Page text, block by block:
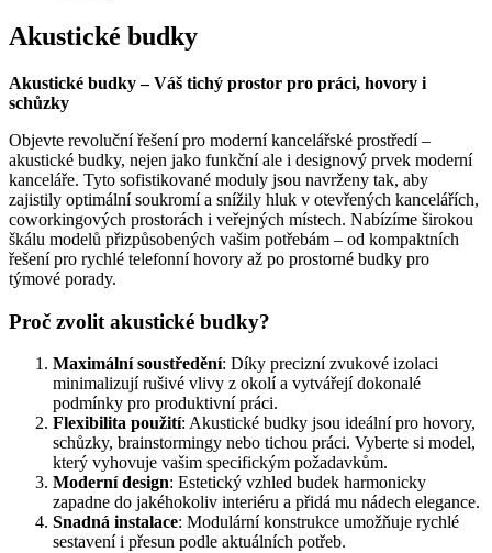
Akustické budky
Akustické budky – Váš tichý prostor pro práci, hovory i
schůzky
Objevte revoluční řešení pro moderní kancelářské prostředí –
akustické budky, nejen jako funkční ale i designový prvek moderní
kanceláře. Tyto sofistikované moduly jsou navrženy tak, aby
zajistily optimální soukromí a snížily hluk v otevřených kancelářích,
coworkingových prostorách i veřejných místech. Nabízíme širokou
škálu modelů přizpůsobených vašim potřebám – od kompaktních
řešení pro rychlé telefonní hovory až po prostorné budky pro
týmové porady.
Proč zvolit akustické budky?
Maximální soustředění: Díky precizní zvukové izolaci
minimalizují rušivé vlivy z okolí a vytvářejí dokonalé
podmínky pro produktivní práci.
Flexibilita použití: Akustické budky jsou ideální pro hovory,
schůzky, brainstormingy nebo tichou práci. Vyberte si model,
který vyhovuje vašim specifickým požadavkům.
Moderní design: Estetický vzhled budek harmonicky
zapadne do jakéhokoliv interiéru a přidá mu nádech elegance.
Snadná instalace: Modulární konstrukce umožňuje rychlé
sestavení i přesun podle aktuálních potřeb.